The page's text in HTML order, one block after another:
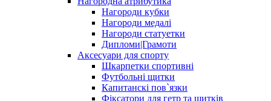
Нагороди кубки
Нагороди медалі
Нагороди статуетки
Дипломи|Грамоти
Аксесуари для спорту
Шкарпетки спортивні
Футбольні щитки
Капитанскі пов`язки
Фіксатори для гетр та щитків